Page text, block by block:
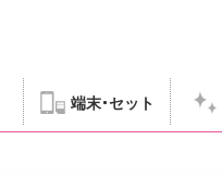
端末 セット